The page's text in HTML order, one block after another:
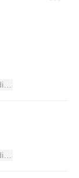
Sagre, Gastronomia e Tradizioni nel Lazio
Sagre, Gastronomia e Tradizioni nel Lazio